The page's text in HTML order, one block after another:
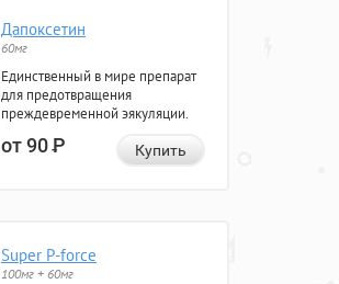
Дапоксетин
60мг
Единственный в мире препарат
для предотвращения
преждевременной эякуляции.
от 90Р Купить
Super P-force
100мг + 60мг